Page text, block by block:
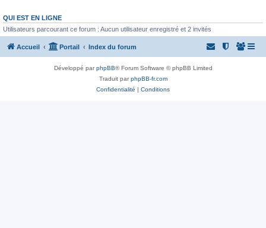
QUI EST EN LIGNE
Utilisateurs parcourant ce forum : Aucun utilisateur enregistré et 2 invités
Accueil Portail Index du forum
Développé parphpBB® Forum Software © phpBB Limited
Traduit parphpBB-fr.com
Confidentialité | Conditions